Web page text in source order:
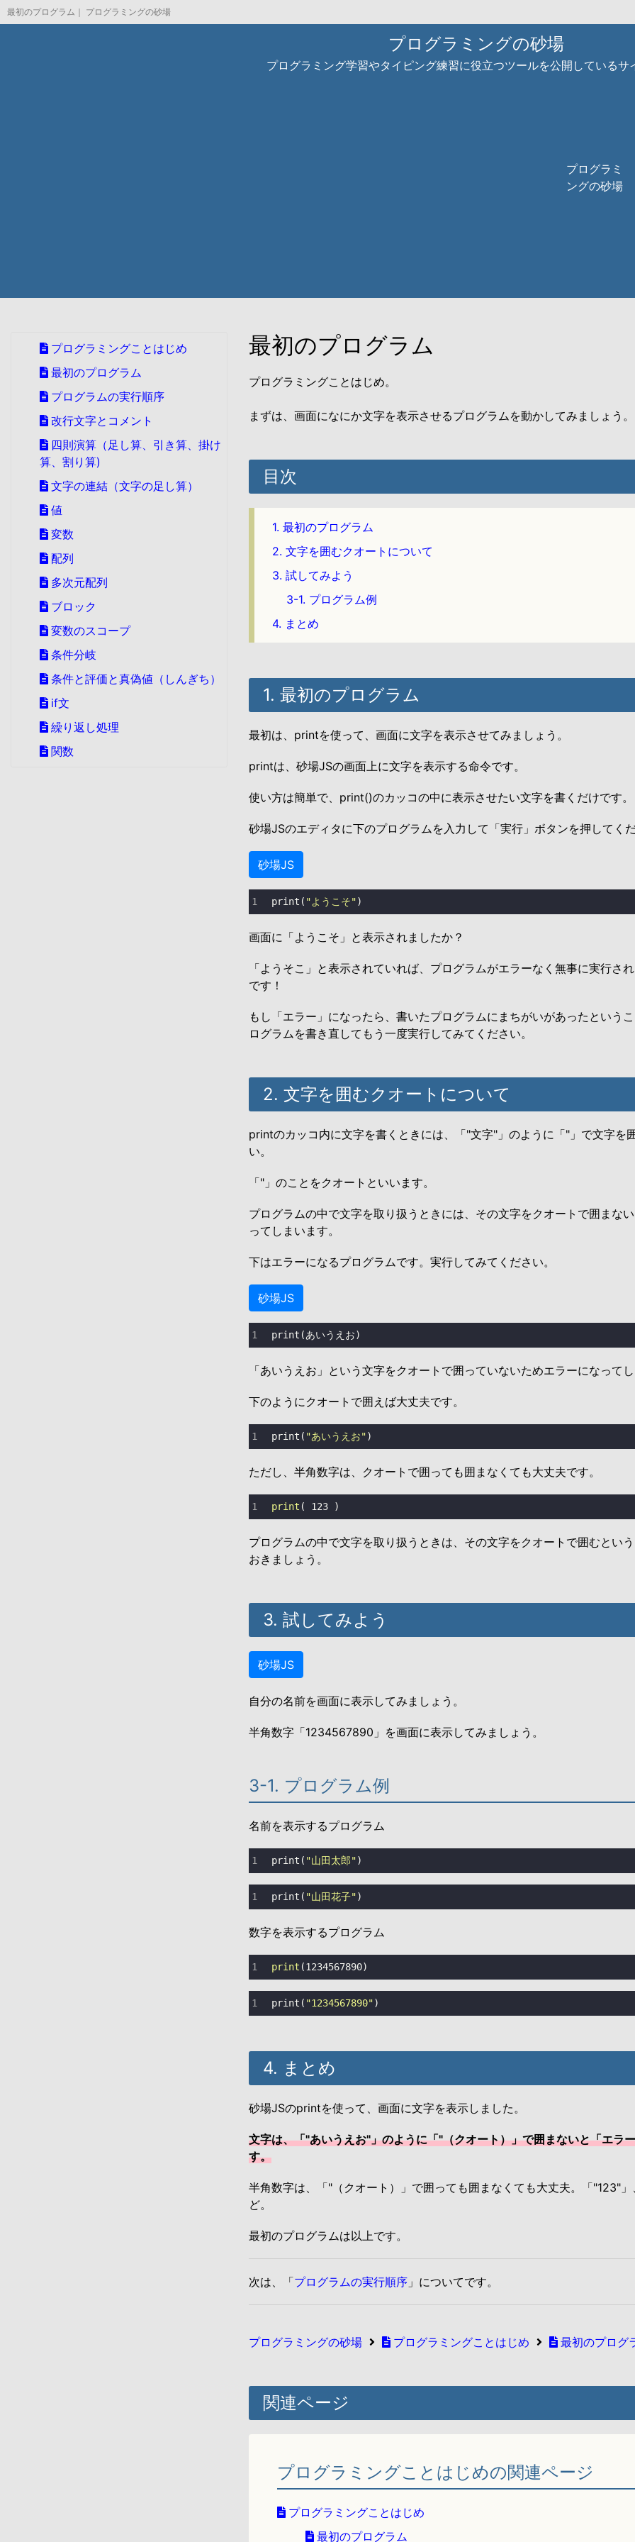
最初のプログラム｜ プログラミングの砂場
プログラミングの砂場
プログラミング学習やタイピング練習に役立つツールを公開しているサ
プログラミ
ングの砂場
プログラミングことはじめ
最初のプログラム
プログラムの実行順序
改行文字とコメント
四則演算（足し算、引き算、掛け
算、割り算)
文字の連結（文字の足し算）
値
変数
配列
多次元配列
ブロック
変数のスコープ
条件分岐
条件と評価と真偽値（しんぎち）
if文
繰り返し処理
関数
最初のプログラム
プログラミングことはじめ。
まずは、画面になにか文字を表示させるプログラムを動かしてみましょう。
目次
1. 最初のプログラム
2. 文字を囲むクオートについて
3. 試してみよう
3-1. プログラム例
4. まとめ
1. 最初のプログラム
最初は、printを使って、画面に文字を表示させてみましょう。
printは、砂場JSの画面上に文字を表示する命令です。
使い方は簡単で、print()のカッコの中に表示させたい文字を書くだけです。
砂場JSのエディタに下のプログラムを入力して「実行」ボタンを押してく
砂場JS
print ( "ようこそ")
画面に「ようこそ」と表示されましたか？
「ようそこ」と表示されていれば、プログラムがエラーなく無事に実行さ
です！
もし「エラー」になったら、書いたプログラムにまちがいがあったという
ログラムを書き直してもう一度実行してみてください。
2. 文字を囲むクオートについて
printのカッコ内に文字を書くときには、「"文字"」のように「"」で文字を
い。
「"」のことをクオートといいます。
プログラムの中で文字を取り扱うときには、その文字をクオートで囲まな
ってしまいます。
下はエラーになるプログラムです。実行してみてください。
砂場JS
print (あいうえお)
「あいうえお」という文字をクオートで囲っていないためエラーになって
下のようにクオートで囲えば大丈夫です。
print ( "あいうえお")
ただし、半角数字は、クオートで囲っても囲まなくても大丈夫です。
print ( 123 )
プログラムの中で文字を取り扱うときは、その文字をクオートで囲むとい
おきましょう。
3. 試してみよう
砂場JS
自分の名前を画面に表示してみましょう。
半角数字「1234567890」を画面に表示してみましょう。
3-1. プログラム例
名前を表示するプログラム
print ( "山田太郎")
print ( "山田花子")
数字を表示するプログラム
print (1234567890)
print ( "1234567890")
4. まとめ
砂場JSのprintを使って、画面に文字を表示しました。
文字は、「"あいうえお"」のように「"（クオート）」で囲まないと「エラ
す。
半角数字は、「"（クオート）」で囲っても囲まなくても大丈夫。「"123"
ど。
最初のプログラムは以上です。
次は、「プログラムの実行順序 」についてです。
プログラミングの砂場 プログラミングことはじめ 最初のプログ
関連ページ
プログラミングことはじめの関連ページ
プログラミングことはじめ
最初のプログラム